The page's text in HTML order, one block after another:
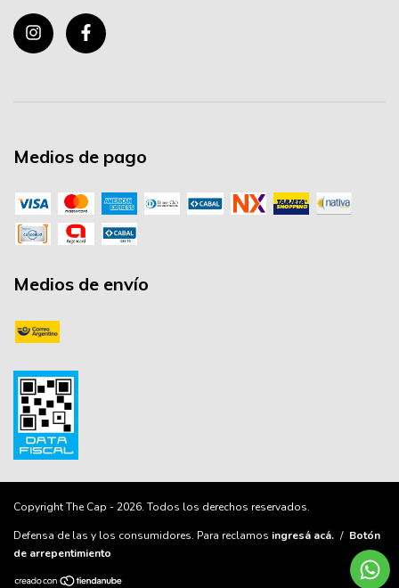
Medios de pago
Medios de envío
Copyright The Cap - 2026. Todos los derechos reservados.
Defensa de las y los consumidores. Para reclamos ingresá acá. / Botón
de arrepentimiento